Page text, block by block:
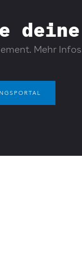
Mehr Infos